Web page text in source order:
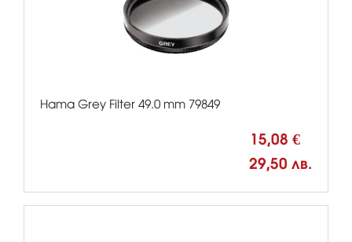
Hama Grey Filter 49.0 mm 79849
15,08 €
29,50 лв.